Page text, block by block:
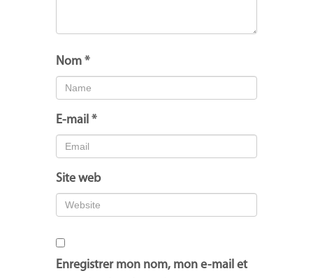
Nom *
E-mail *
Site web
Enregistrer mon nom, mon e-mail et